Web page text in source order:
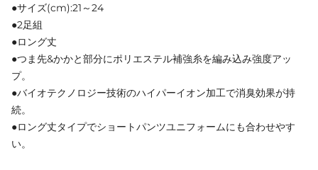
●サイズ(cm):21～24
●2足組
●ロング丈
●つま先&かかと部分にポリエステル補強糸を編み込み強度アッ
プ。
●バイオテクノロジー技術のハイパーイオン加工で消臭効果が持
続。
●ロング丈タイプでショートパンツユニフォームにも合わせやす
い。